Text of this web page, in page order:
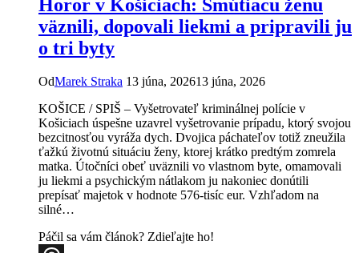
podozrivého
manžela
chytili
po
úteku
Horor v Košiciach: Smútiacu ženu
väznili, dopovali liekmi a pripravili ju
o tri byty
OdMarek Straka 13 júna, 202613 júna, 2026
KOŠICE / SPIŠ – Vyšetrovateľ kriminálnej polície v
Košiciach úspešne uzavrel vyšetrovanie prípadu, ktorý svojou
bezcitnosťou vyráža dych. Dvojica páchateľov totiž zneužila
ťažkú životnú situáciu ženy, ktorej krátko predtým zomrela
matka. Útočníci obeť uväznili vo vlastnom byte, omamovali
ju liekmi a psychickým nátlakom ju nakoniec donútili
prepísať majetok v hodnote 576-tisíc eur. Vzhľadom na
silné…
Páčil sa vám článok? Zdieľajte ho!